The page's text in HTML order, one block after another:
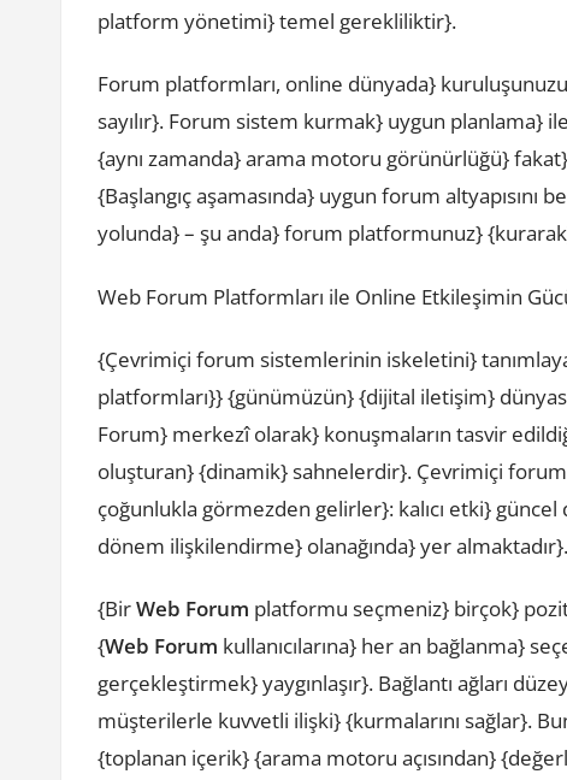
platform yönetimi} temel gerekliliktir}.
Forum platformları, online dünyada}
sayılır}. Forum sistem kurmak} uygun planlama}
{aynı zamanda} arama motoru görünürlüğü}
{Başlangıç aşamasında} uygun forum
yolunda} – şu anda} forum platformunuz}
Web Forum Platformları ile Online Etkileşimin
{Çevrimiçi forum sistemlerinin iskeletini}
platformları}} {günümüzün} {dijital iletişim}
Forum} merkezî olarak} konuşmaların tasvir
oluşturan} {dinamik} sahnelerdir}. Çevrimiçi
çoğunlukla görmezden gelirler}: kalıcı etki}
dönem ilişkilendirme} olanağında} yer almaktadır}.
{BirWeb Forum platformu seçmeniz} birçok}
{Web Forum kullanıcılarına} her an bağlanma}
gerçekleştirmek} yaygınlaşır}. Bağlantı ağları
müşterilerle kuvvetli ilişki} {kurmalarını sağlar}.
{toplanan içerik} {arama motoru açısından}